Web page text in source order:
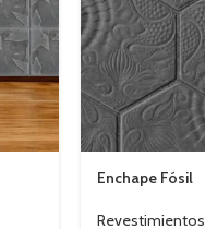
Enchape Fósil
Revestimientos